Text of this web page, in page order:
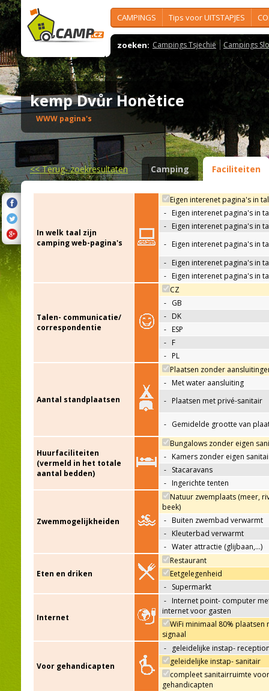
CAMPINGS Tips voor UITSTAPJES
zoeken: Campings Tsjechië Campings
kemp Dvůr Honětice
WWW pagina's
<<Terug- zoekresultaten Camping Faciliteiten
In welk taal zijn
camping web-pagina's
Eigen interenet pagina's in
- Eigen interenet pagina's in
- Eigen interenet pagina's in
- Eigen interenet pagina's in
- Eigen interenet pagina's in
- Eigen interenet pagina's in
Talen- communicatie/
correspondentie
CZ
- GB
- DK
- ESP
- F
- PL
Aantal standplaatsen
Plaatsen zonder
- Met water aansluiting
- Plaatsen met privé-sanitair
- Gemidelde grootte van
Huurfaciliteiten
(vermeld in het totale
aantal bedden)
Bungalows zonder eigen
- Kamers zonder eigen
- Stacaravans
- Ingerichte tenten
Zwemmogelijkheiden
Natuur zwemplaats (meer,
beek)
- Buiten zwembad verwarmt
- Kleuterbad verwarmt
- Water attractie (glijbaan,…)
Eten en driken
Restaurant
Eetgelegenheid
- Supermarkt
Internet
- Internet point- computer
internet voor gasten
WiFi minimaal 80% plaatsen
signaal
Voor gehandicapten
-
geleidelijke instap-
geleidelijke instap- sanitair
compleet sanitairruimte voor
gehandicapten